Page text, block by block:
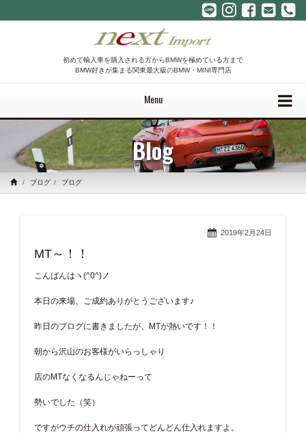
初めて輸入車を購入される方からBMWを極めている方まで
BMW好きが集まる関東最大級のBMW・MINI専門店
Menu
Blog
ブログ ブログ
2019年2月24日
MT～！！
こんばんはヽ(^0^)ノ
本日の来場、ご成約ありがとうございます♪
昨日のブログに書きましたが、MTが熱いです！！
朝から沢山のお客様がいらっしゃり
店のMTなくなるんじゃねーって
勢いでした（笑）
ですがウチの仕入れが頑張ってどんどん仕入れますよ。